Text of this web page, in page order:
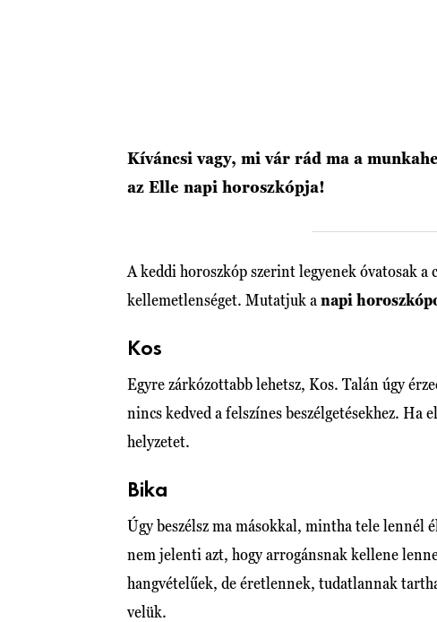
Kíváncsi vagy, mi vár rád ma a
az Elle napi horoszkópja!
A keddi horoszkóp szerint legyenek óvatosak
kellemetlenséget. Mutatjuk a napi
Kos
Egyre zárkózottabb lehetsz, Kos. Talán úgy
nincs kedved a felszínes beszélgetésekhez. Ha
helyzetet.
Bika
Úgy beszélsz ma másokkal, mintha tele lennél
nem jelenti azt, hogy arrogánsnak kellene
hangvételűek, de éretlennek, tudatlannak
velük.